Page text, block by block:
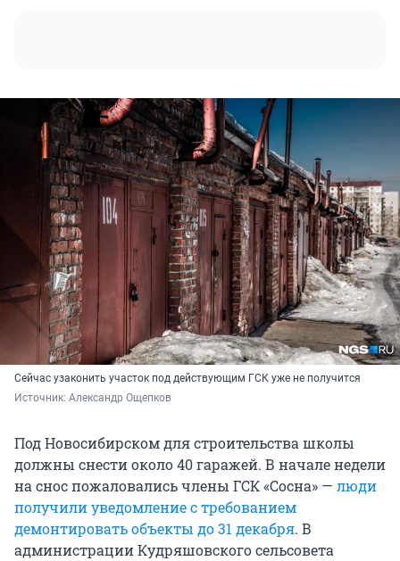
Сейчас узаконить участок под действующим ГСК уже не получится
Источник: Александр Ощепков
Под Новосибирском для строительства школы
должны снести около 40 гаражей. В начале недели
на снос пожаловались члены ГСК «Сосна» — люди
получили уведомление с требованием
демонтировать объекты до 31 декабря. В
администрации Кудряшовского сельсовета